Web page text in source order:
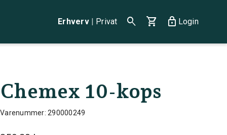
Erhverv | Privat search shopping_cart lock Login
Chemex 10-kops
Varenummer: 290000249